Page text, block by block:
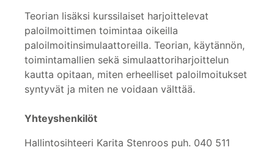
Teorian lisäksi kurssilaiset harjoittelevat
paloilmoittimen toimintaa oikeilla
paloilmoitinsimulaattoreilla. Teorian, käytännön,
toimintamallien sekä simulaattoriharjoittelun
kautta opitaan, miten erheelliset paloilmoitukset
syntyvät ja miten ne voidaan välttää.
Yhteyshenkilöt
Hallintosihteeri Karita Stenroos puh. 040 511